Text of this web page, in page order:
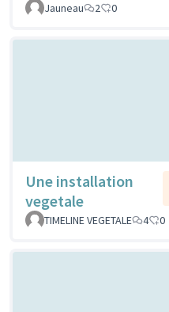
Jauneau
2 0
Une installation
vegetale
TIMELINE VEGETALE
4 0